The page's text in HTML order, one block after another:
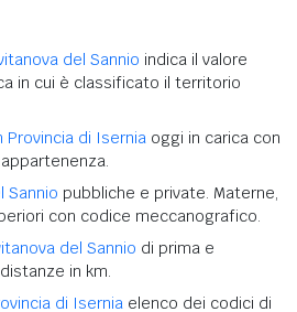
del Sannio indica il valore
in cui è classificato il territorio
Provincia di Isernia oggi in carica con
Sannio pubbliche e private. Materne,
con codice meccanografico.
del Sannio di prima e
in km.
di Isernia elenco dei codici di